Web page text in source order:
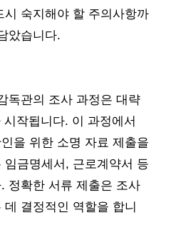
시 숙지해야 할 주의사항까
았습니다.
독관의 조사 과정은 대략
작됩니다. 이 과정에서
을 위한 소명 자료 제출을
금명세서, 근로계약서 등
정확한 서류 제출은 조사
결정적인 역할을 합니